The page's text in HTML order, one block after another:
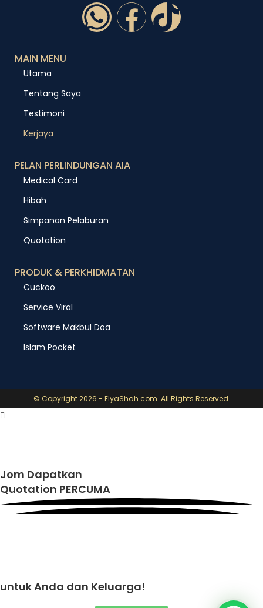
MAIN MENU
Utama
Tentang Saya
Testimoni
Kerjaya
PELAN PERLINDUNGAN AIA
Medical Card
Hibah
Simpanan Pelaburan
Quotation
PRODUK & PERKHIDMATAN
Cuckoo
Service Viral
Software Makbul Doa
Islam Pocket
© Copyright 2026 - ElyaShah.com. All Rights Reserved.
Jom Dapatkan
Quotation PERCUMA
untuk Anda dan Keluarga!